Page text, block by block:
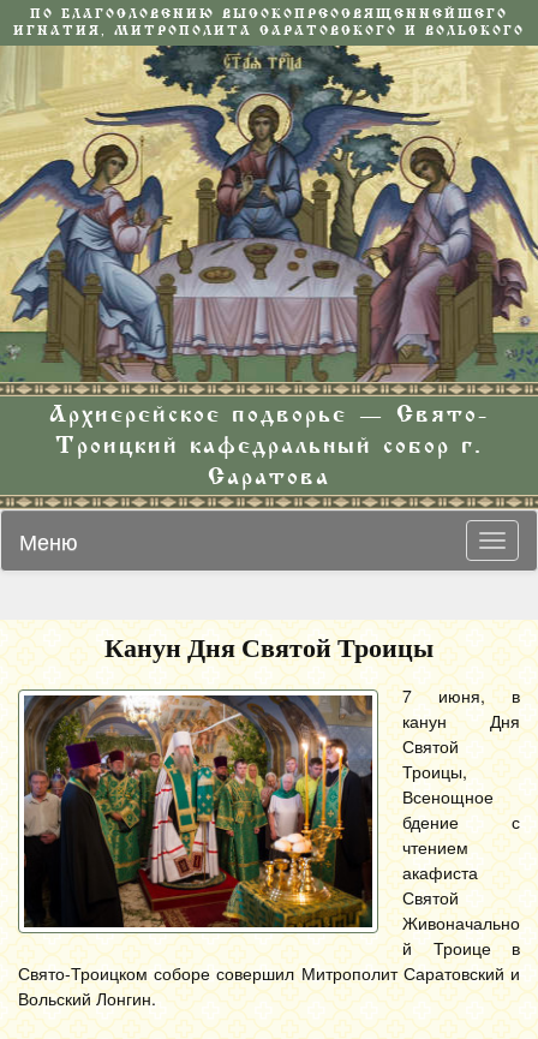
ПО БЛАГОСЛОВЕНИЮ ВЫСОКОПРЕОСВЯЩЕННЕЙШЕГО
ИГНАТИЯ, МИТРОПОЛИТА САРАТОВСКОГО И ВОЛЬСКОГО
Архиерейское подворье — Свято-
Троицкий кафедральный собор г.
Саратова
Меню
Канун Дня Святой Троицы
7 июня, в
канун Дня
Святой
Троицы,
Всенощное
бдение с
чтением
акафиста
Святой
Живоначально
й Троице в
Свято-Троицком соборе совершил Митрополит Саратовский и
Вольский Лонгин.